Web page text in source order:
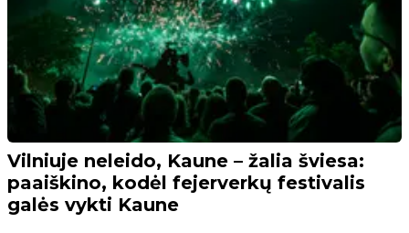
Vilniuje neleido, Kaune – žalia šviesa:
paaiškino, kodėl fejerverkų festivalis
galės vykti Kaune